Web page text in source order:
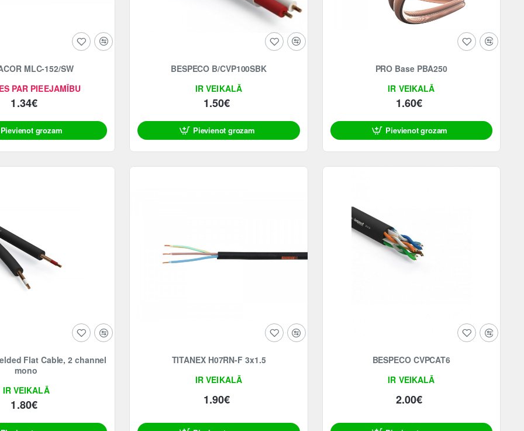
PAR PIEEJAMĪBU
MLC-152/SW
1.34€
Pievienot grozam
IR VEIKALĀ
BESPECO B/CVP100SBK
1.50€
Pievienot grozam
IR VEIKALĀ
PRO Base PBA250
1.60€
Pievienot grozam
IR VEIKALĀ
mono
1.80€
IR VEIKALĀ
TITANEX H07RN-F 3x1.5
1.90€
IR VEIKALĀ
BESPECO CVPCAT6
2.00€